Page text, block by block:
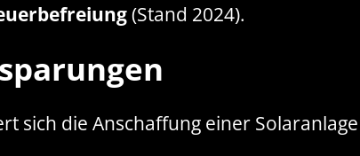
(Stand 2024).
sich die Anschaffung einer